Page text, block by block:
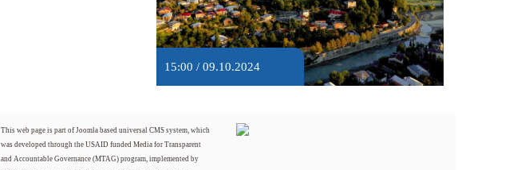
15:00 / 09.10.2024
This web page is part of Joomla based universal CMS system, which
was developed through the USAID funded Media for Transparent
and Accountable Governance (MTAG) program, implemented by